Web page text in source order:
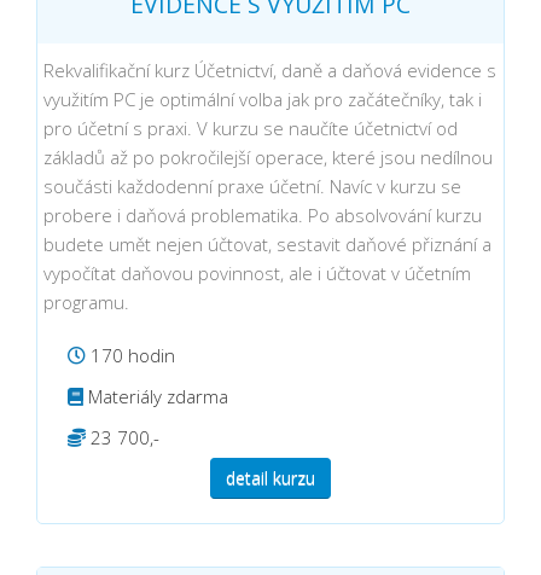
Rekvalifikační kurz Účetnictví, daně a daňová evidence s
využitím PC je optimální volba jak pro začátečníky, tak i
pro účetní s praxi. V kurzu se naučíte účetnictví od
základů až po pokročilejší operace, které jsou nedílnou
součásti každodenní praxe účetní. Navíc v kurzu se
probere i daňová problematika. Po absolvování kurzu
budete umět nejen účtovat, sestavit daňové přiznání a
vypočítat daňovou povinnost, ale i účtovat v účetním
programu.
170 hodin
Materiály zdarma
23 700,-
detail kurzu